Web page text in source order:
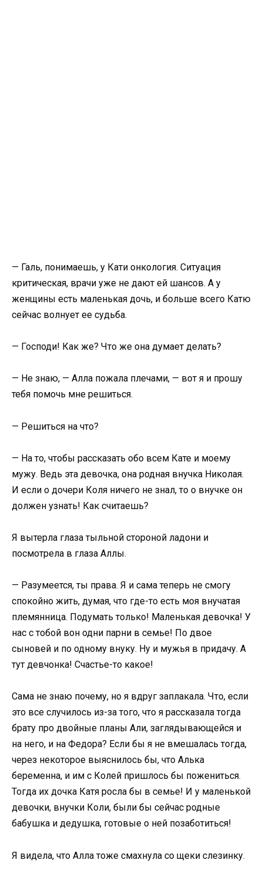
— Галь, понимаешь, у Кати онкология. Ситуация
критическая, врачи уже не дают ей шансов. А у
женщины есть маленькая дочь, и больше всего Катю
сейчас волнует ее судьба.
— Господи! Как же? Что же она думает делать?
— Не знаю, — Алла пожала плечами, — вот я и прошу
тебя помочь мне решиться.
— Решиться на что?
— На то, чтобы рассказать обо всем Кате и моему
мужу. Ведь эта девочка, она родная внучка Николая.
И если о дочери Коля ничего не знал, то о внучке он
должен узнать! Как считаешь?
Я вытерла глаза тыльной стороной ладони и
посмотрела в глаза Аллы.
— Разумеется, ты права. Я и сама теперь не смогу
спокойно жить, думая, что где-то есть моя внучатая
племянница. Подумать только! Маленькая девочка! У
нас с тобой вон одни парни в семье! По двое
сыновей и по одному внуку. Ну и мужья в придачу. А
тут девчонка! Счастье-то какое!
Сама не знаю почему, но я вдруг заплакала. Что, если
это все случилось из-за того, что я рассказала тогда
брату про двойные планы Али, заглядывающейся и
на него, и на Федора? Если бы я не вмешалась тогда,
через некоторое выяснилось бы, что Алька
беременна, и им с Колей пришлось бы пожениться.
Тогда их дочка Катя росла бы в семье! И у маленькой
девочки, внучки Коли, были бы сейчас родные
бабушка и дедушка, готовые о ней позаботиться!
Я видела, что Алла тоже смахнула со щеки слезинку.